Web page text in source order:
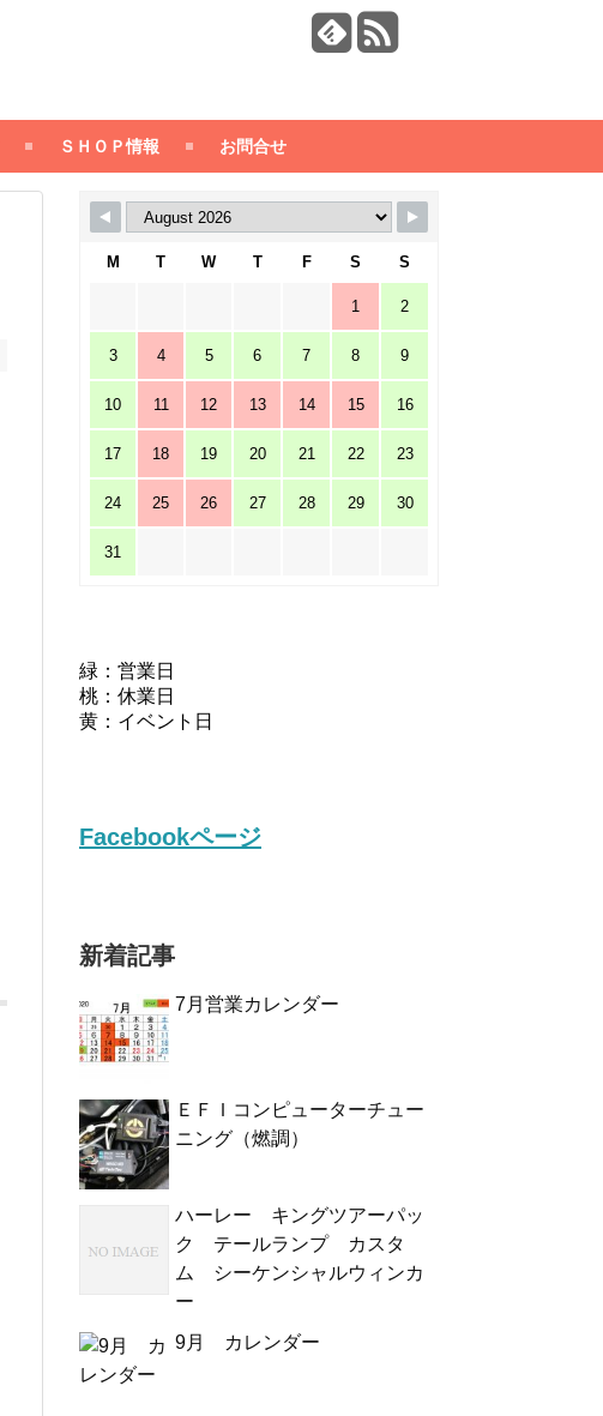
ＳＨＯＰ情報 お問合せ
M T W T F S S
1 2
3 4 5 6 7 8 9
10 11 12 13 14 15 16
17 18 19 20 21 22 23
24 25 26 27 28 29 30
31
緑：営業日
桃：休業日
黄：イベント日
Facebookページ
新着記事
7月営業カレンダー
ＥＦＩコンピューターチュー
ニング（燃調）
ハーレー キングツアーパッ
ク テールランプ カスタ
ム シーケンシャルウィンカ
ー
9月 カレンダー